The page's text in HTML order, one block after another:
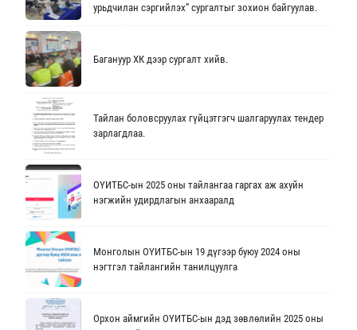
урьдчилан сэргийлэх” сургалтыг зохион байгуулав.
Багануур ХК дээр сургалт хийв.
Тайлан боловсруулах гүйцэтгэгч шалгаруулах тендер
зарлагдлаа.
ОҮИТБС-ын 2025 оны тайлангаа гаргах аж ахуйн
нэгжийн удирдлагын анхааралд
Монголын ОҮИТБС-ын 19 дүгээр буюу 2024 оны
нэгтгэл тайлангийн танилцуулга
Орхон аймгийн ОҮИТБС-ын дэд зөвлөлийн 2025 оны